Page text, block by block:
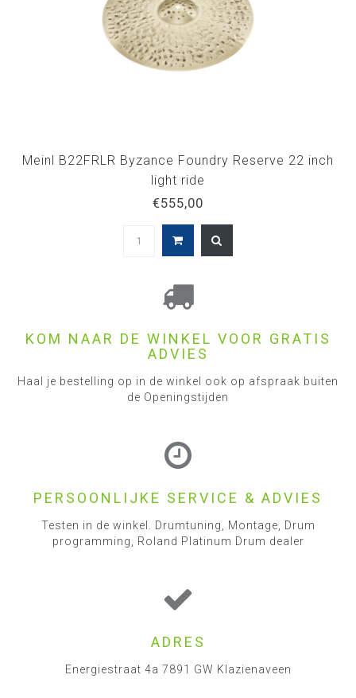
Meinl B22FRLR Byzance Foundry Reserve 22 inch
light ride
€555,00
KOM NAAR DE WINKEL VOOR GRATIS
ADVIES
Haal je bestelling op in de winkel ook op afspraak buiten
de Openingstijden
PERSOONLIJKE SERVICE & ADVIES
Testen in de winkel. Drumtuning, Montage, Drum
programming, Roland Platinum Drum dealer
ADRES
Energiestraat 4a 7891 GW Klazienaveen